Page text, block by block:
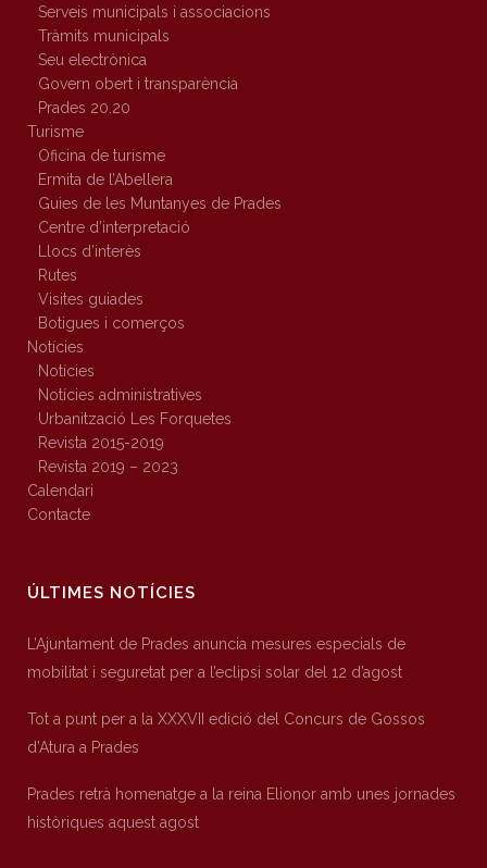
Serveis municipals i associacions
Tràmits municipals
Seu electrònica
Govern obert i transparència
Prades 20.20
Turisme
Oficina de turisme
Ermita de l’Abellera
Guies de les Muntanyes de Prades
Centre d’interpretació
Llocs d’interès
Rutes
Visites guiades
Botigues i comerços
Notícies
Notícies
Notícies administratives
Urbanització Les Forquetes
Revista 2015-2019
Revista 2019 – 2023
Calendari
Contacte
ÚLTIMES NOTÍCIES
L’Ajuntament de Prades anuncia mesures especials de
mobilitat i seguretat per a l’eclipsi solar del 12 d’agost
Tot a punt per a la XXXVII edició del Concurs de Gossos
d’Atura a Prades
Prades retrà homenatge a la reina Elionor amb unes jornades
històriques aquest agost